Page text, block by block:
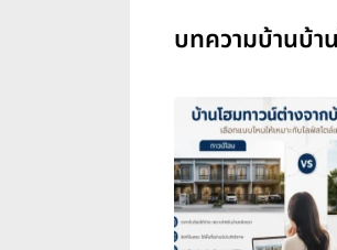
บทความบ้านบ้า